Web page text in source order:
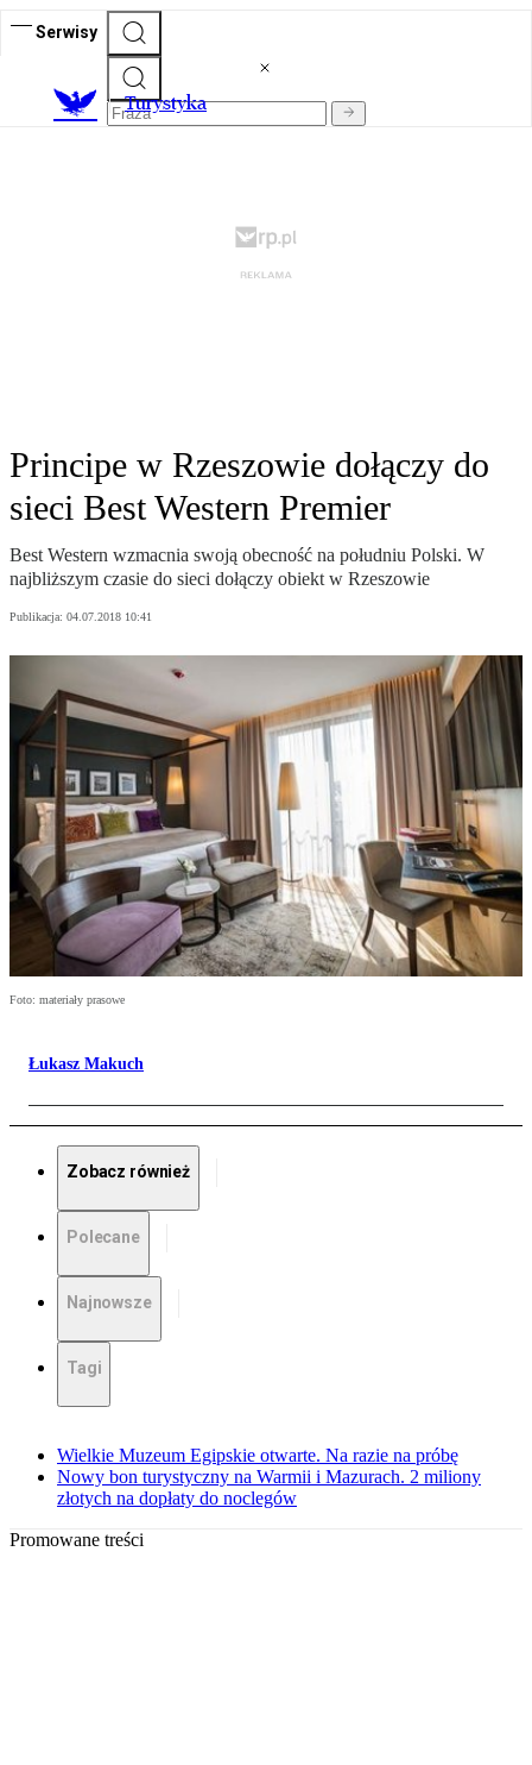
Serwisy
Turystyka
Principe w Rzeszowie dołączy do
sieci Best Western Premier
Best Western wzmacnia swoją obecność na południu Polski. W
najbliższym czasie do sieci dołączy obiekt w Rzeszowie
Publikacja: 04.07.2018 10:41
Foto: materiały prasowe
Łukasz Makuch
Zobacz również
Polecane
Najnowsze
Tagi
Wielkie Muzeum Egipskie otwarte. Na razie na próbę
Nowy bon turystyczny na Warmii i Mazurach. 2 miliony
złotych na dopłaty do noclegów
Promowane treści